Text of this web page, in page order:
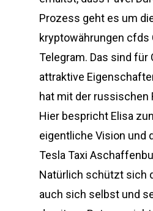
Prozess geht es um
kryptowährungen cfds
Telegram. Das sind für
attraktive
hat mit der russischen
Hier bespricht Elisa
eigentliche Vision und
Tesla Taxi
Natürlich schützt sich
auch sich selbst und